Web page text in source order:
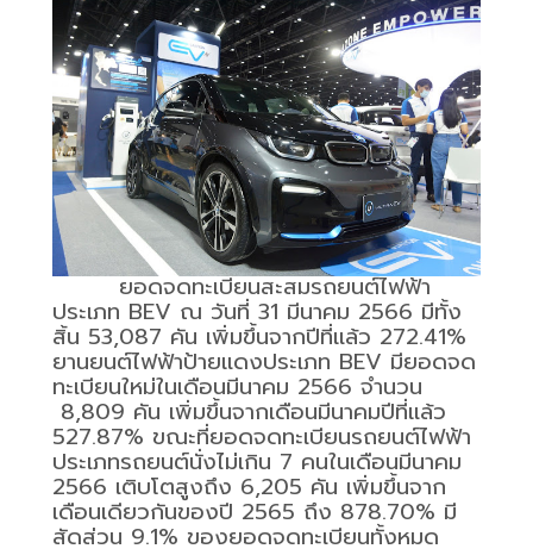
ยอดจดทะเบียนสะสมรถยนต์ไฟฟ้า
ประเภท BEV ณ วันที่ 31 มีนาคม 2566 มีทั้ง
สิ้น 53,087 คัน เพิ่มขึ้นจากปีที่แล้ว 272.41%
ยานยนต์ไฟฟ้าป้ายแดงประเภท BEV มียอดจด
ทะเบียนใหม่ในเดือนมีนาคม 2566 จำนวน
8,809 คัน เพิ่มขึ้นจากเดือนมีนาคมปีที่แล้ว
527.87% ขณะที่ยอดจดทะเบียนรถยนต์ไฟฟ้า
ประเภทรถยนต์นั่งไม่เกิน 7 คนในเดือนมีนาคม
2566 เติบโตสูงถึง 6,205 คัน เพิ่มขึ้นจาก
เดือนเดียวกันของปี 2565 ถึง 878.70% มี
สัดส่วน 9.1% ของยอดจดทะเบียนทั้งหมด